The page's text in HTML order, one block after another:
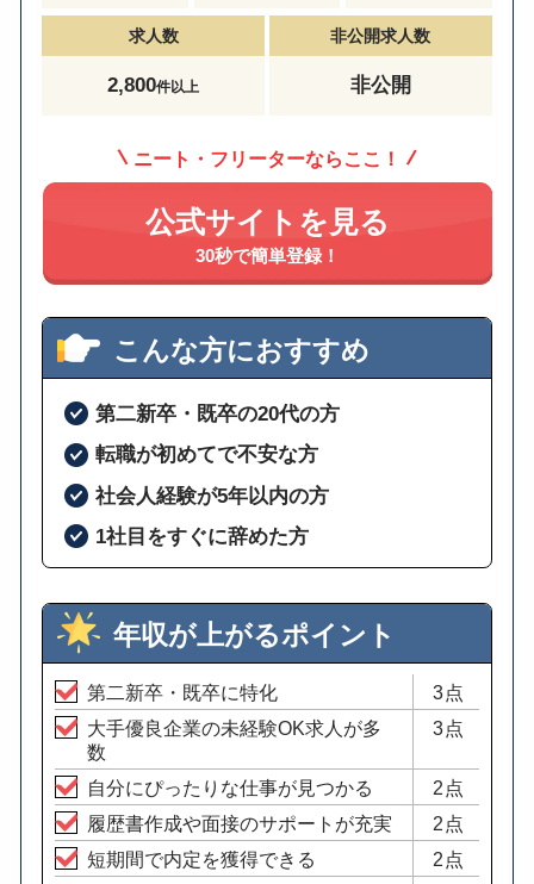
求人数
2,800件以上
非公開求人数
非公開
ニート・フリーターならここ！
公式サイトを見る
30秒で簡単登録！
こんな方におすすめ
第二新卒・既卒の20代の方
転職が初めてで不安な方
社会人経験が5年以内の方
1社目をすぐに辞めた方
年収が上がるポイント
第二新卒・既卒に特化
3点
大手優良企業の未経験OK求人が多
数
3点
自分にぴったりな仕事が見つかる
2点
履歴書作成や面接のサポートが充実
2点
短期間で内定を獲得できる
2点